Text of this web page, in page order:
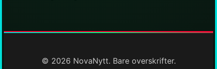
© 2026 NovaNytt. Bare overskrifter.